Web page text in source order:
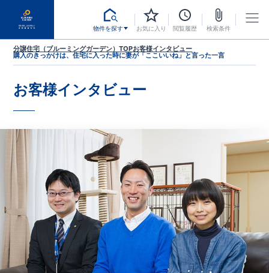
物件を探す お気に入り 閲覧履歴 検索条件
分譲住宅（ブルーミングガーデン）TOPお客様インタビュー
購入のきっかけは、住宅に入った時に妻が「ここいいね」と言った一言
お客様インタビュー